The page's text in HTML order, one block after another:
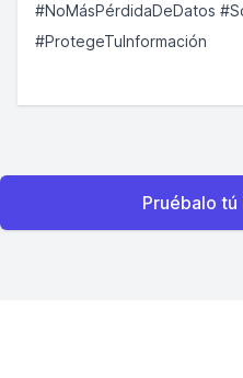
#NoMásPérdidaDeDatos
#ProtegeTuInformación
Pruébalo